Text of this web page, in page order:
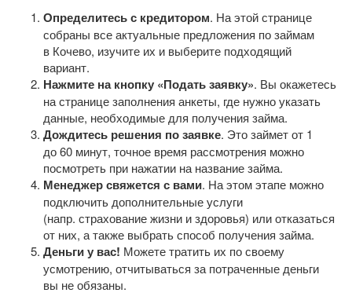
Определитесь с кредитором. На этой странице
собраны все актуальные предложения по займам
в Кочево, изучите их и выберите подходящий
вариант.
Нажмите на кнопку «Подать заявку». Вы окажетесь
на странице заполнения анкеты, где нужно указать
данные, необходимые для получения займа.
Дождитесь решения по заявке. Это займет от 1
до 60 минут, точное время рассмотрения можно
посмотреть при нажатии на название займа.
Менеджер свяжется с вами. На этом этапе можно
подключить дополнительные услуги
(напр. страхование жизни и здоровья) или отказаться
от них, а также выбрать способ получения займа.
Деньги у вас! Можете тратить их по своему
усмотрению, отчитываться за потраченные деньги
вы не обязаны.